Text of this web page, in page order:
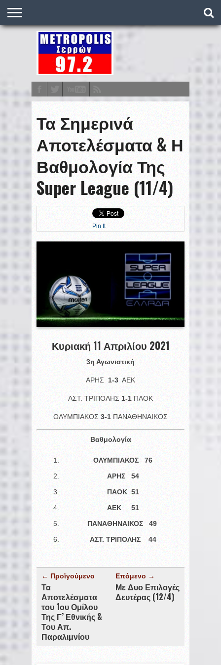
ΣΤΑΘΜΌΣ
METRONEWS
ΠΟΔΌΣΦΑΙΡΟ
ΒΑΘΜΟΛΟΓΊΕΣ
ΠΡΟΓΡΆΜΜΑΤΑ
ΣΤΟΊΧΗΜΑ
ΕΠΙΚΟΙΝΩΝΊΑ
Τα Σημερινά
Αποτελέσματα & Η
Βαθμολογία Της
Super League (11/4)
Pin It
Κυριακή 11 Απριλίου 2021
3η Αγωνιστική
ΑΡΗΣ 1-3 ΑΕΚ
ΑΣΤ. ΤΡΙΠΟΛΗΣ 1-1 ΠΑΟΚ
ΟΛΥΜΠΙΑΚΟΣ 3-1 ΠΑΝΑΘΗΝΑΙΚΟΣ
Βαθμολογία
ΟΛΥΜΠΙΑΚΟΣ 76
ΑΡΗΣ 54
ΠΑΟΚ 51
ΑΕΚ 51
ΠΑΝΑΘΗΝΑΙΚΟΣ 49
ΑΣΤ. ΤΡΙΠΟΛΗΣ 44
← Προϊγούμενο
Τα
Αποτελέσματα
του 1ου Ομίλου
Της Γ’ Εθνικής &
Του Απ.
Παραλιμνίου
Επόμενο →
Με Δυο Επιλογές
Δευτέρας (12/4)